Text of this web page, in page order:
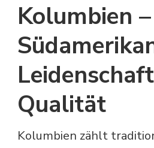
Kolumbien –
Qualität
Kolumbien zählt